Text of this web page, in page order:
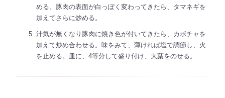
める。豚肉の表面が白っぽく変わってきたら、タマネギを
加えてさらに炒める。
汁気が無くなり豚肉に焼き色が付いてきたら、カボチャを
加えて炒め合わせる。味をみて、薄ければ塩で調節し、火
を止める。皿に、4等分して盛り付け、大葉をのせる。